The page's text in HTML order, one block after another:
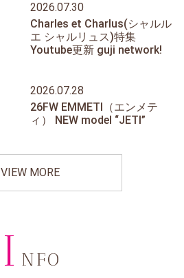
2026.07.30
Charles et Charlus(シャルル
エ シャルリュス)特集
Youtube更新 guji network!
2026.07.28
26FW EMMETI（エンメテ
ィ） NEW model “JETI”
VIEW MORE
I NFO